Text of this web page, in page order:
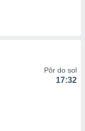
Pôr do sol
17:32